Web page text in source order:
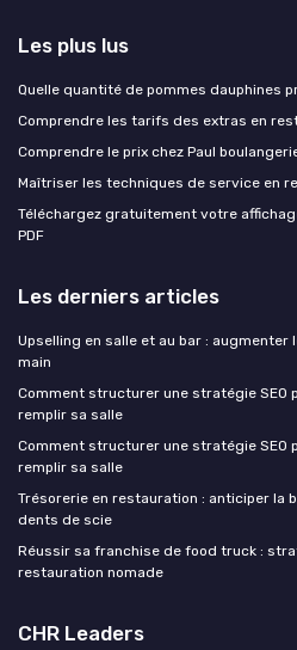
Les plus lus
Quelle quantité de pommes dauphines
Comprendre les tarifs des extras en
Comprendre le prix chez Paul
Maîtriser les techniques de service en
Téléchargez gratuitement votre
PDF
Les derniers articles
Upselling en salle et au bar :
main
Comment structurer une stratégie SEO
remplir sa salle
Comment structurer une stratégie SEO
remplir sa salle
Trésorerie en restauration : anticiper la
dents de scie
Réussir sa franchise de food truck :
restauration nomade
CHR Leaders